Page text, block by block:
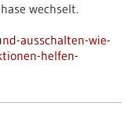
wechselt.
ausschalten-wie-
helfen-